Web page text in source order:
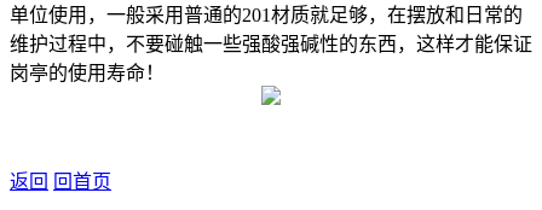
单位使用，一般采用普通的201材质就足够，在摆放和日常的
维护过程中，不要碰触一些强酸强碱性的东西，这样才能保证
岗亭的使用寿命！
返回 回首页